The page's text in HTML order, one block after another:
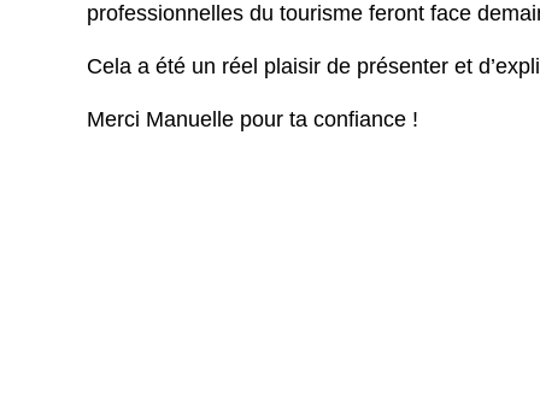
professionnelles du tourisme feront face
Cela a été un réel plaisir de présenter et
Merci Manuelle pour ta confiance !